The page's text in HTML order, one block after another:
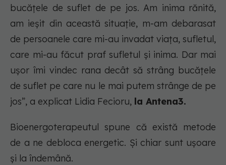
bucățele de suflet de pe jos. Am inima rănită,
am ieșit din această situație, m-am debarasat
de persoanele care mi-au invadat viața, sufletul,
care mi-au făcut praf sufletul și inima. Dar mai
ușor îmi vindec rana decât să strâng bucățele
de suflet pe care nu le mai putem strânge de pe
jos”, a explicat Lidia Fecioru, la Antena3.
Bioenergoterapeutul spune că există metode
de a ne debloca energetic. Și chiar sunt ușoare
și la îndemână.